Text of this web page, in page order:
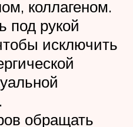
коллагеном.
под рукой
исключить
обращать